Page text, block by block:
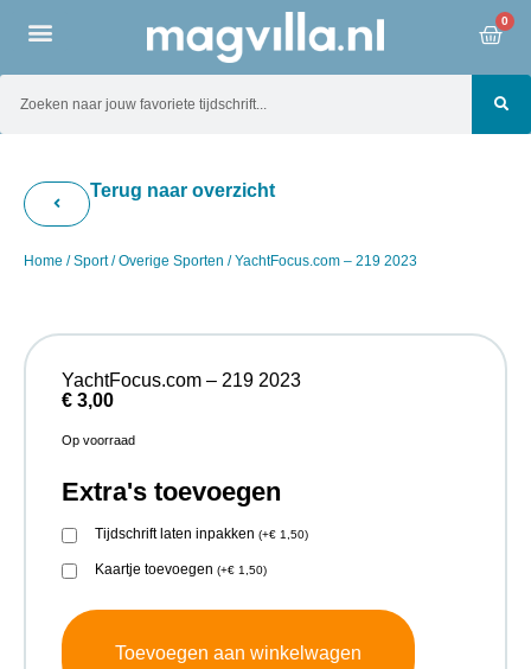
0
Terug naar overzicht
Home /Sport/Overige Sporten / YachtFocus.com – 219 2023
YachtFocus.com – 219 2023
€ 3,00
Op voorraad
Extra's toevoegen
Tijdschrift laten inpakken (+€ 1,50)
Kaartje toevoegen (+€ 1,50)
Toevoegen aan winkelwagen